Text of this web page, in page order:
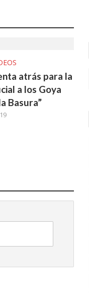
atrás para la
a los Goya
Basura”